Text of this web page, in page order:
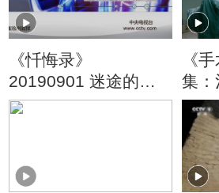
《忏悔录》
20190901 迷途的少
年
《
集
生独